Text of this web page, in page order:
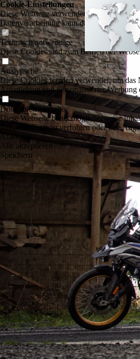
Cookie-Einstellungen
Diese Webseite verwendet Cookies, um
Datenverarbeitung kann dann auch in
Technisch notwendige
Diese Cookies sind zum Betrieb der
Analytische
Diese Cookies werden verwendet, um
Ausspielung von personalisierter
Drittanbieter-Inhalte
Diese Webseite bietet möglicherweise
Nutzeraktivität zu verfolgen oder ihre
Ablehnen
Alle akzeptieren
Speichern